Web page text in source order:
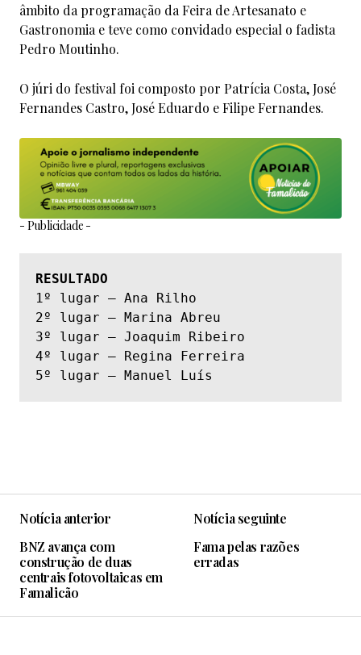
âmbito da programação da Feira de Artesanato e
Gastronomia e teve como convidado especial o fadista
Pedro Moutinho.
O júri do festival foi composto por Patrícia Costa, José
Fernandes Castro, José Eduardo e Filipe Fernandes.
- Publicidade -
RESULTADO
1º lugar – Ana Rilho
2º lugar – Marina Abreu
3º lugar – Joaquim Ribeiro
4º lugar – Regina Ferreira
5º lugar – Manuel Luís
Notícia anterior
BNZ avança com
construção de duas
centrais fotovoltaicas em
Famalicão
Notícia seguinte
Fama pelas razões
erradas